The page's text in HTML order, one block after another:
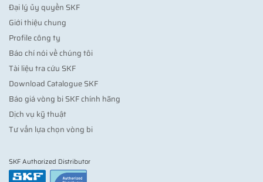
Đại lý ủy quyền SKF
Giới thiệu chung
Profile công ty
Báo chí nói về chúng tôi
Tài liệu tra cứu SKF
Download Catalogue SKF
Báo giá vòng bi SKF chính hãng
Dịch vụ kỹ thuật
Tư vấn lựa chọn vòng bi
SKF Authorized Distributor